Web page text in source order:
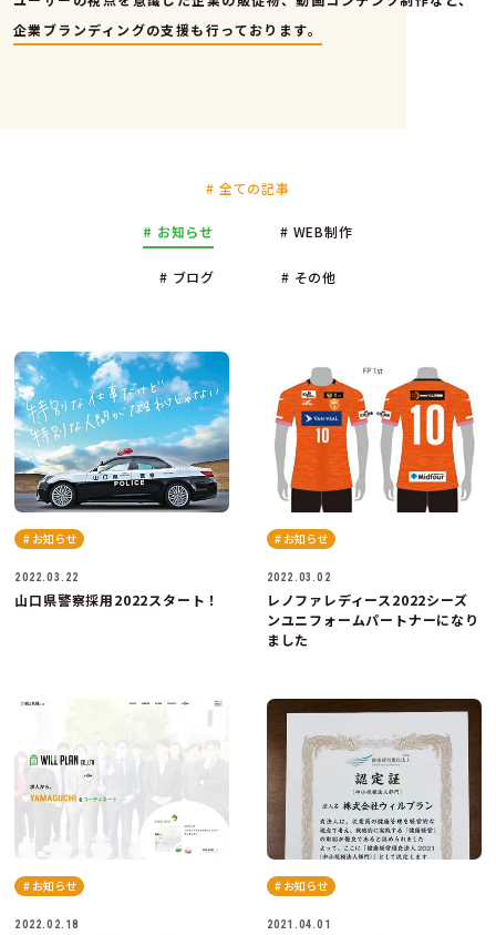
企業ブランディングの支援も行っております。
# 全ての記事
# お知らせ # WEB制作
# ブログ # その他
# お知らせ
2022.03.22
山口県警察採用2022スタート！
# お知らせ
2022.03.02
レノファレディース2022シーズ
ンユニフォームパートナーになり
ました
# お知らせ
2022.02.18
# お知らせ
2021.04.01